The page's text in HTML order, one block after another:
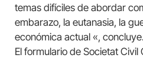
temas difíciles de abordar
embarazo, la eutanasia, la
económica actual «, concluye.
El formulario de Societat Civil